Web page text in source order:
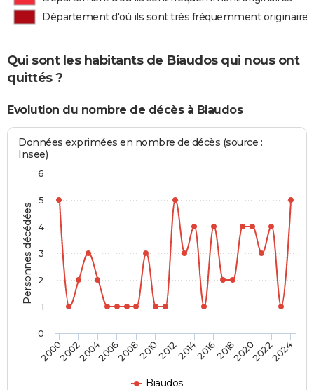
Département d'où ils sont très fréquemment originaires
Qui sont les habitants de Biaudos qui nous ont
quittés ?
Evolution du nombre de décès à Biaudos
Personnes décédées
Données exprimées en nombre de décès (source :
Insee)
Biaudos
2000200220042006200820102012201420162018202020222024
0
1
2
3
4
5
6